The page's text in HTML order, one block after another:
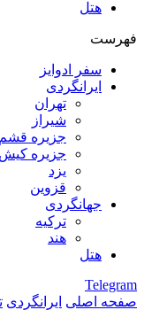
هتل
فهرست
سفر ادوایز
ایرانگردی
تهران
شیراز
جزیره قشم
جزیره کیش
یزد
قزوین
جهانگردی
ترکیه
هند
هتل
Telegram
صفحه اصلی ایرانگردی